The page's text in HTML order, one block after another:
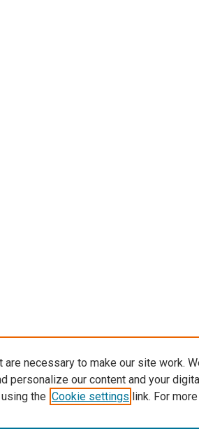
are necessary to make our site work.
personalize our content and your
the Cookie settings link. For